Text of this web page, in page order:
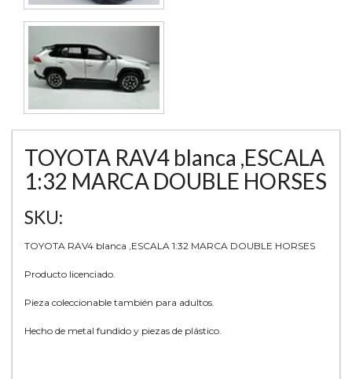
TOYOTA RAV4 blanca ,ESCALA
1:32 MARCA DOUBLE HORSES
SKU:
TOYOTA RAV4 blanca ,ESCALA 1:32 MARCA DOUBLE HORSES
Producto licenciado.
Pieza coleccionable también para adultos.
Hecho de metal fundido y piezas de plástico.